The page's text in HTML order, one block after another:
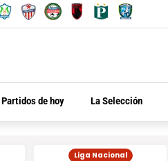
Partidos de hoy La Selección
Liga Nacional